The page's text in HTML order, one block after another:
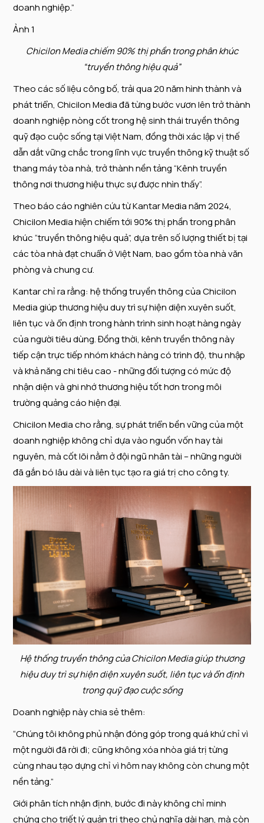
doanh nghiệp.”
Chicilon Media chiếm 90% thị phần trong phân khúc
“truyền thông hiệu quả”
Theo các số liệu công bố, trải qua 20 năm hình thành và
phát triển, Chicilon Media đã từng bước vươn lên trở thành
doanh nghiệp nòng cốt trong hệ sinh thái truyền thông
quỹ đạo cuộc sống tại Việt Nam, đồng thời xác lập vị thế
dẫn dắt vững chắc trong lĩnh vực truyền thông kỹ thuật số
thang máy tòa nhà, trở thành nền tảng “Kênh truyền
thông nơi thương hiệu thực sự được nhìn thấy”.
Theo báo cáo nghiên cứu từ Kantar Media năm 2024,
Chicilon Media hiện chiếm tới 90% thị phần trong phân
khúc “truyền thông hiệu quả”, dựa trên số lượng thiết bị tại
các tòa nhà đạt chuẩn ở Việt Nam, bao gồm tòa nhà văn
phòng và chung cư.
Kantar chỉ ra rằng: hệ thống truyền thông của Chicilon
Media giúp thương hiệu duy trì sự hiện diện xuyên suốt,
liên tục và ổn định trong hành trình sinh hoạt hàng ngày
của người tiêu dùng. Đồng thời, kênh truyền thông này
tiếp cận trực tiếp nhóm khách hàng có trình độ, thu nhập
và khả năng chi tiêu cao - những đối tượng có mức độ
nhận diện và ghi nhớ thương hiệu tốt hơn trong môi
trường quảng cáo hiện đại.
Chicilon Media cho rằng, sự phát triển bền vững của một
doanh nghiệp không chỉ dựa vào nguồn vốn hay tài
nguyên, mà cốt lõi nằm ở đội ngũ nhân tài – những người
đã gắn bó lâu dài và liên tục tạo ra giá trị cho công ty.
Hệ thống truyền thông của Chicilon Media giúp thương
hiệu duy trì sự hiện diện xuyên suốt, liên tục và ổn định
trongquỹ đạo cuộc sống
Doanh nghiệp này chia sẻ thêm:
“Chúng tôi không phủ nhận đóng góp trong quá khứ chỉ vì
một người đã rời đi; cũng không xóa nhòa giá trị từng
cùng nhau tạo dựng chỉ vì hôm nay không còn chung một
nền tảng.”
Giới phân tích nhận định, bước đi này không chỉ minh
chứng cho triết lý quản trị theo chủ nghĩa dài hạn, mà còn